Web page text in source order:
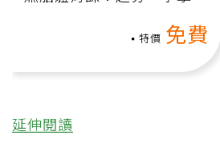
特價 免費
延伸閱讀